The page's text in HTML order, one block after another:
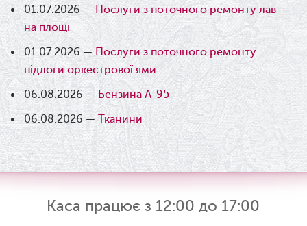
01.07.2026 —Послуги з поточного ремонту лав
на площі
01.07.2026 — Послуги з поточного ремонту
підлоги оркестрової ями
06.08.2026 — Бензина А-95
06.08.2026 — Тканини
Каса працює з 12:00 до 17:00